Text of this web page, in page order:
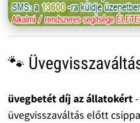
🐾
üvegbetét díj az állatokért-
üvegvisszaváltás előtt